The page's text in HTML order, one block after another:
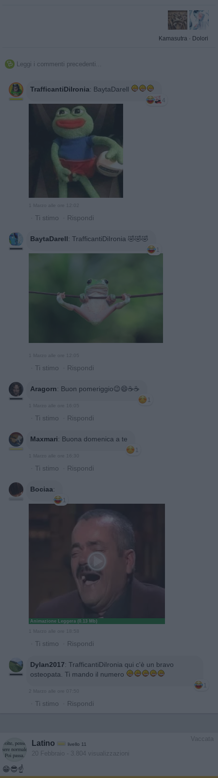
Kamasutra · Dolori
 Leggi i commenti precedenti...
TrafficantiDiIronia: BaytaDarell
4
1 Marzo alle ore 12:02
· Ti stimo · Rispondi
BaytaDarell: TrafficantiDiIronia 🤣🤣🤣
1
1 Marzo alle ore 12:05
· Ti stimo · Rispondi
Aragorn: Buon pomeriggio😉😄☕️☕️
1
1 Marzo alle ore 16:05
· Ti stimo · Rispondi
Maxmari: Buona domenica a te
1
1 Marzo alle ore 16:30
· Ti stimo · Rispondi
Bociaa:
1
Animazione Leggera (0.13 Mb)
1 Marzo alle ore 18:58
· Ti stimo · Rispondi
Dylan2017: TrafficantiDiIronia qui c'è un bravo
osteopata. Ti mando il numero
1
2 Marzo alle ore 07:50
· Ti stimo · Rispondi
Vaccata
Latino livello 11
20 Febbraio - 3.804 visualizzazioni
😁😎☝️